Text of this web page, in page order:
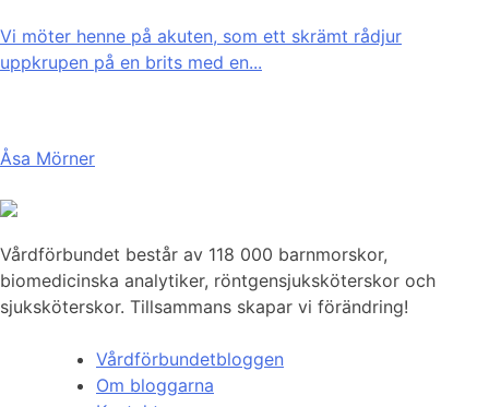
Vi möter henne på akuten, som ett skrämt rådjur
uppkrupen på en brits med en...
Åsa Mörner
Vårdförbundet består av 118 000 barnmorskor,
biomedicinska analytiker, röntgensjuksköterskor och
sjuksköterskor. Tillsammans skapar vi förändring!
Vårdförbundetbloggen
Om bloggarna